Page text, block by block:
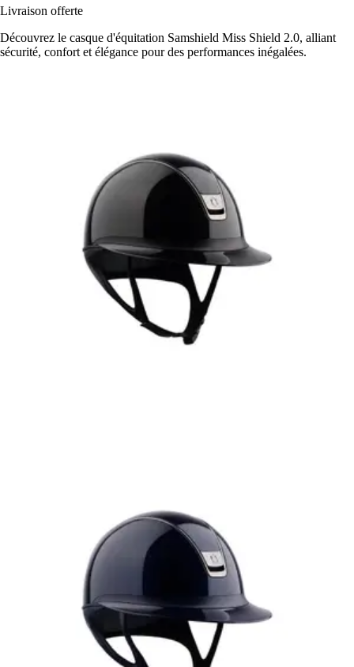
Livraison offerte
Découvrez le casque d'équitation Samshield Miss Shield 2.0, alliant
sécurité, confort et élégance pour des performances inégalées.